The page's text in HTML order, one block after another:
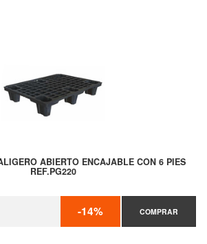
ABIERTO ENCAJABLE CON 6 PIES
REF.PG220
-14% COMPRAR